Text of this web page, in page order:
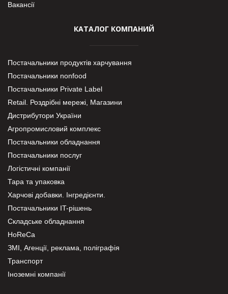
Вакансії
КАТАЛОГ КОМПАНИЙ
Постачальники продуктів харчування
Постачальники nonfood
Постачальники Private Label
Retail. Роздрібні мережі, Магазини
Дистрибутори України
Агропромисловий комплекс
Постачальники обладнання
Постачальники послуг
Логістичні компанії
Тара та упаковка
Харчові добавки. Інгредієнти.
Постачальники IT-рішень
Складське обладнання
HoReCa
ЗМІ, Агенції, реклама, поліграфія
Транспорт
Іноземні компанії